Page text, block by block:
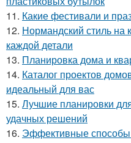
11. Какие фестивали и
12. Нормандский стиль на
каждой детали
13. Планировка дома и
14. Каталог проектов
идеальный для вас
15. Лучшие планировки
удачных решений
16. Эффективные способы